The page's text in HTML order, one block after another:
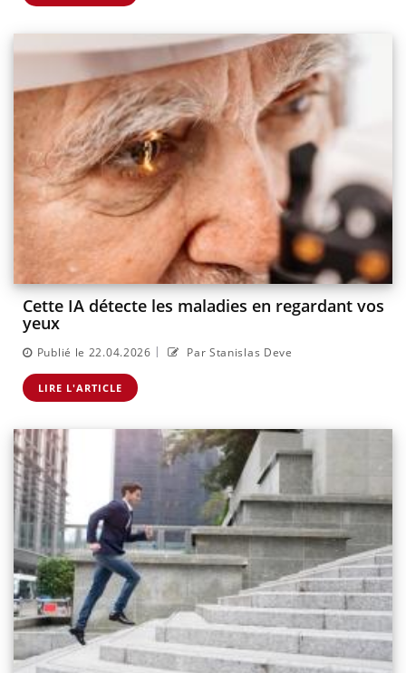
Cette IA détecte les maladies en regardant vos
yeux
Publié le 22.04.2026 | Par Stanislas Deve
LIRE L'ARTICLE